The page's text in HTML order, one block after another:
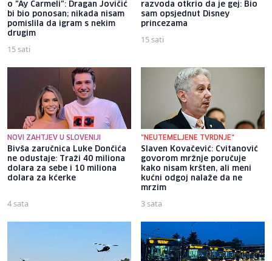
o "Ay Carmeli": Dragan Jovičić
bi bio ponosan; nikada nisam
pomislila da igram s nekim
drugim
15 sati
razvoda otkrio da je gej: Bio
sam opsjednut Disney
princezama
15 sati
NOVI ZAHTJEV U SLOVENIJI
Bivša zaručnica Luke Dončića
ne odustaje: Traži 40 miliona
dolara za sebe i 10 miliona
dolara za kćerke
4 sata
"NEUTEMELJENE TVRDNJE"
Slaven Kovačević: Cvitanović
govorom mržnje poručuje
kako nisam kršten, ali meni
kućni odgoj nalaže da ne
mrzim
3 sata